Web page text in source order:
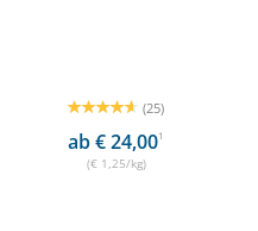
(25)
ab € 24,001
(€ 1,25/kg)